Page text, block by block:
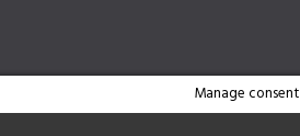
Manage consent